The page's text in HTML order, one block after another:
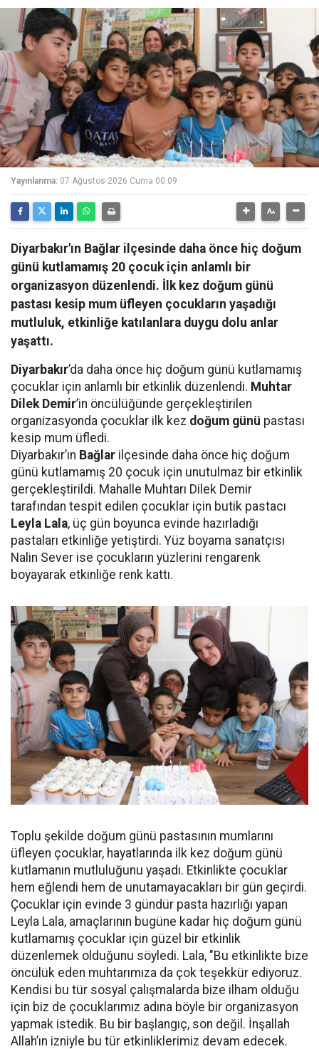
Yayınlanma: 07 Ağustos 2026 Cuma 00:09
Diyarbakır'ın Bağlar ilçesinde daha önce hiç doğum
günü kutlamamış 20 çocuk için anlamlı bir
organizasyon düzenlendi. İlk kez doğum günü
pastası kesip mum üfleyen çocukların yaşadığı
mutluluk, etkinliğe katılanlara duygu dolu anlar
yaşattı.
Diyarbakır’da daha önce hiç doğum günü kutlamamış
çocuklar için anlamlı bir etkinlik düzenlendi. Muhtar
Dilek Demir’in öncülüğünde gerçekleştirilen
organizasyonda çocuklar ilk kez doğum günü pastası
kesip mum üfledi.
Diyarbakır’ın Bağlar ilçesinde daha önce hiç doğum
günü kutlamamış 20 çocuk için unutulmaz bir etkinlik
gerçekleştirildi. Mahalle Muhtarı Dilek Demir
tarafından tespit edilen çocuklar için butik pastacı
Leyla Lala, üç gün boyunca evinde hazırladığı
pastaları etkinliğe yetiştirdi. Yüz boyama sanatçısı
Nalin Sever ise çocukların yüzlerini rengarenk
boyayarak etkinliğe renk kattı.
Toplu şekilde doğum günü pastasının mumlarını
üfleyen çocuklar, hayatlarında ilk kez doğum günü
kutlamanın mutluluğunu yaşadı. Etkinlikte çocuklar
hem eğlendi hem de unutamayacakları bir gün geçirdi.
Çocuklar için evinde 3 gündür pasta hazırlığı yapan
Leyla Lala, amaçlarının bugüne kadar hiç doğum günü
kutlamamış çocuklar için güzel bir etkinlik
düzenlemek olduğunu söyledi. Lala, "Bu etkinlikte bize
öncülük eden muhtarımıza da çok teşekkür ediyoruz.
Kendisi bu tür sosyal çalışmalarda bize ilham olduğu
için biz de çocuklarımız adına böyle bir organizasyon
yapmak istedik. Bu bir başlangıç, son değil. İnşallah
Allah’ın izniyle bu tür etkinliklerimiz devam edecek.